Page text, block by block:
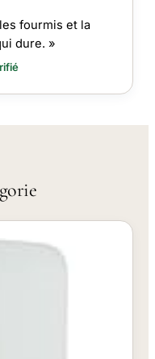
fourmis et la
dure. »